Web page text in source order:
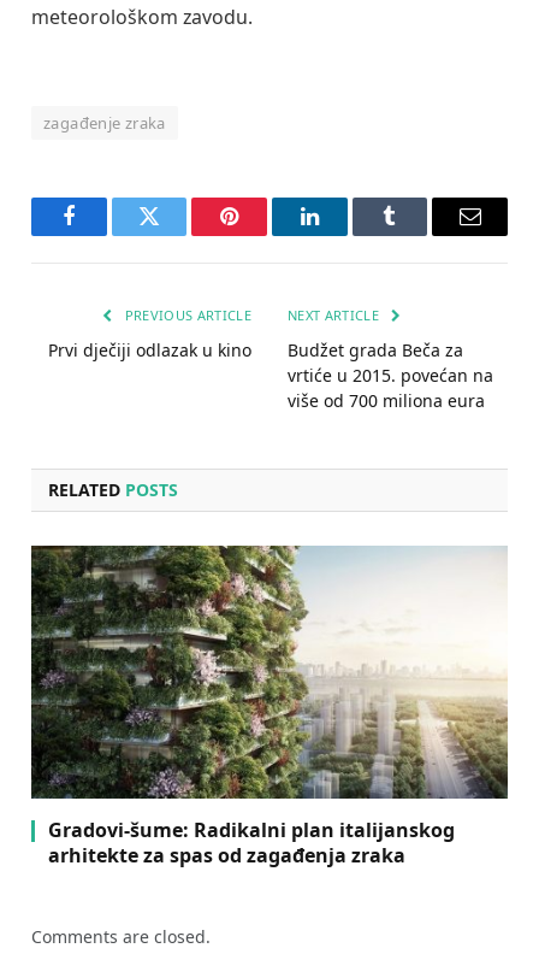
meteorološkom zavodu.
zagađenje zraka
FacebookTwitter Pinterest LinkedInTumblr Email
PREVIOUS ARTICLE
Prvi dječiji odlazak u kino
NEXT ARTICLE
Budžet grada Beča za
vrtiće u 2015. povećan na
više od 700 miliona eura
RELATED POSTS
Gradovi-šume: Radikalni plan italijanskog
arhitekte za spas od zagađenja zraka
Comments are closed.